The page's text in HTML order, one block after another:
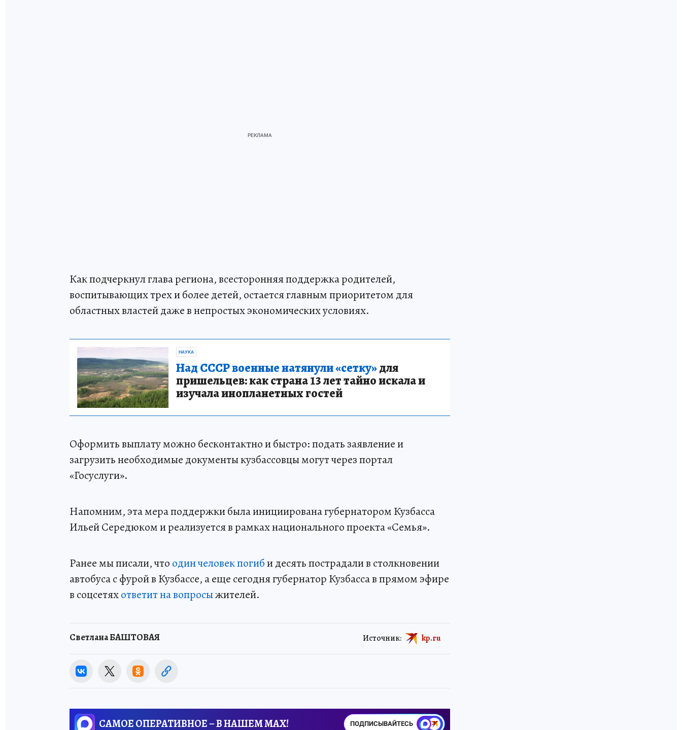
Как подчеркнул глава региона, всесторонняя поддержка родителей,
воспитывающих трех и более детей, остается главным приоритетом для
областных властей даже в непростых экономических условиях.
НАУКА
Над СССР военные натянули «сетку»для
пришельцев: как страна 13 лет тайно искала и
изучала инопланетных гостей
Оформить выплату можно бесконтактно и быстро: подать заявление и
загрузить необходимые документы кузбассовцы могут через портал
«Госуслуги».
Напомним, эта мера поддержки была инициирована губернатором Кузбасса
Ильей Середюком и реализуется в рамках национального проекта «Семья».
Ранее мы писали, что один человек погиби десять пострадали в столкновении
автобуса с фурой в Кузбассе, а еще сегодня губернатор Кузбасса в прямом эфире
в соцсетяхответит на вопросыжителей.
Светлана БАШТОВАЯ Источник: kp.ru
САМОЕ ОПЕРАТИВНОЕ – В НАШЕМ MAX! ПОДПИСЫВАЙТЕСЬ